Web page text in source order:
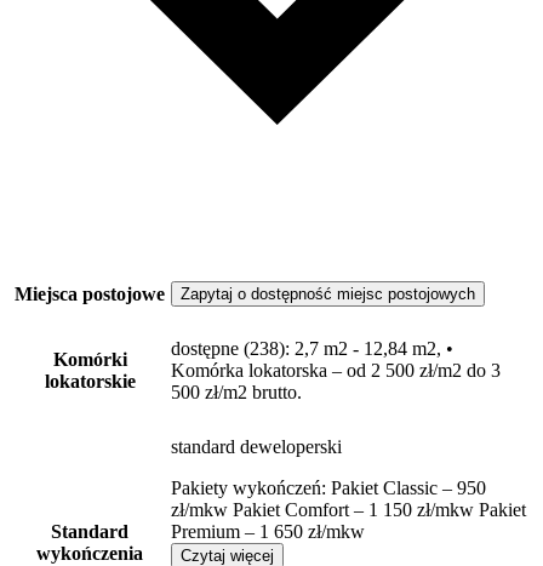
Miejsca postojowe Zapytaj o dostępność miejsc postojowych
Komórki
lokatorskie
dostępne (238): 2,7 m2 - 12,84 m2, •
Komórka lokatorska – od 2 500 zł/m2 do 3
500 zł/m2 brutto.
Standard
wykończenia
standard deweloperski
Pakiety wykończeń: Pakiet Classic – 950
zł/mkw Pakiet Comfort – 1 150 zł/mkw Pakiet
Premium – 1 650 zł/mkw
Czytaj więcej